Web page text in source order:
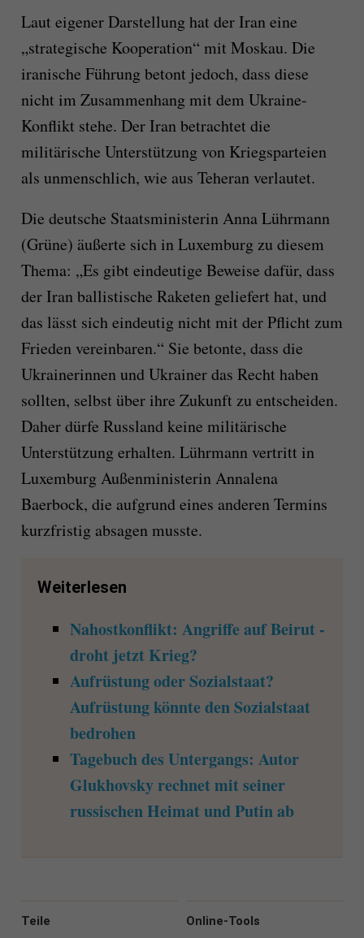
Laut eigener Darstellung hat der Iran eine
„strategische Kooperation“ mit Moskau. Die
iranische Führung betont jedoch, dass diese
nicht im Zusammenhang mit dem Ukraine-
Konflikt stehe. Der Iran betrachtet die
militärische Unterstützung von Kriegsparteien
als unmenschlich, wie aus Teheran verlautet.
Die deutsche Staatsministerin Anna Lührmann
(Grüne) äußerte sich in Luxemburg zu diesem
Thema: „Es gibt eindeutige Beweise dafür, dass
der Iran ballistische Raketen geliefert hat, und
das lässt sich eindeutig nicht mit der Pflicht zum
Frieden vereinbaren.“ Sie betonte, dass die
Ukrainerinnen und Ukrainer das Recht haben
sollten, selbst über ihre Zukunft zu entscheiden.
Daher dürfe Russland keine militärische
Unterstützung erhalten. Lührmann vertritt in
Luxemburg Außenministerin Annalena
Baerbock, die aufgrund eines anderen Termins
kurzfristig absagen musste.
Weiterlesen
Nahostkonflikt: Angriffe auf Beirut -
droht jetzt Krieg?
Aufrüstung oder Sozialstaat?
Aufrüstung könnte den Sozialstaat
bedrohen
Tagebuch des Untergangs: Autor
Glukhovsky rechnet mit seiner
russischen Heimat und Putin ab
Online-Tools
Teile